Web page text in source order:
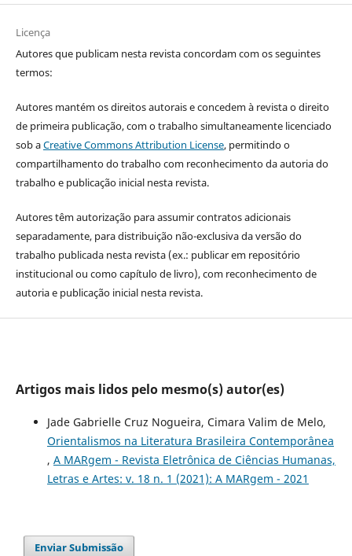
Licença
Autores que publicam nesta revista concordam com os seguintes
termos:
Autores mantém os direitos autorais e concedem à revista o direito
de primeira publicação, com o trabalho simultaneamente licenciado
sob aCreative Commons Attribution License, permitindo o
compartilhamento do trabalho com reconhecimento da autoria do
trabalho e publicação inicial nesta revista.
Autores têm autorização para assumir contratos adicionais
separadamente, para distribuição não-exclusiva da versão do
trabalho publicada nesta revista (ex.: publicar em repositório
institucional ou como capítulo de livro), com reconhecimento de
autoria e publicação inicial nesta revista.
Artigos mais lidos pelo mesmo(s) autor(es)
Jade Gabrielle Cruz Nogueira, Cimara Valim de Melo,
Orientalismos na Literatura Brasileira Contemporânea
, A MARgem - Revista Eletrônica de Ciências Humanas,
Letras e Artes: v. 18 n. 1 (2021): A MARgem - 2021
Enviar Submissão